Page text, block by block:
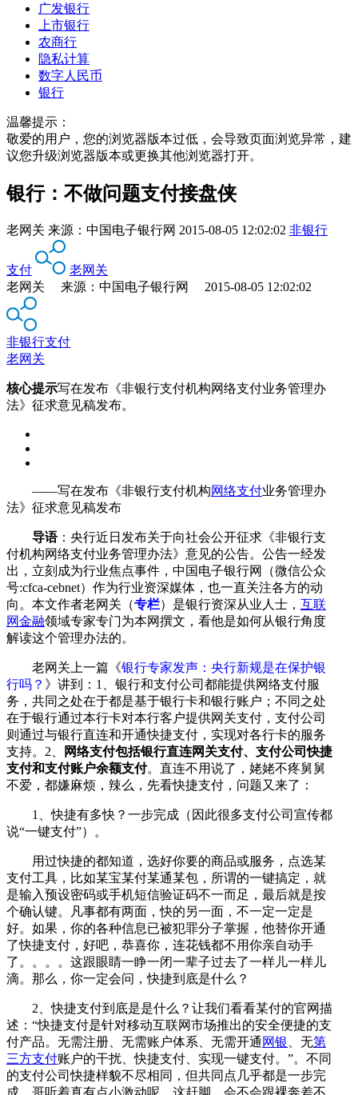
广发银行
上市银行
农商行
隐私计算
数字人民币
银行
温馨提示：
敬爱的用户，您的浏览器版本过低，会导致页面浏览异常，建
议您升级浏览器版本或更换其他浏览器打开。
银行：不做问题支付接盘侠
老网关 来源： 中国电子银行网 2015-08-05 12:02:02 非银行
支付
老网关
老网关 来源：中国电子银行网 2015-08-05 12:02:02
非银行支付
老网关
核心提示写在发布《非银行支付机构网络支付业务管理办
法》征求意见稿发布。
——写在发布《非银行支付机构网络支付业务管理办
法》征求意见稿发布
导语：央行近日发布关于向社会公开征求《非银行支
付机构网络支付业务管理办法》意见的公告。公告一经发
出，立刻成为行业焦点事件，中国电子银行网（微信公众
号:cfca-cebnet）作为行业资深媒体，也一直关注各方的动
向。本文作者老网关（专栏）是银行资深从业人士， 互联
网金融领域专家专门为本网撰文，看他是如何从银行角度
解读这个管理办法的。
老网关上一篇《银行专家发声：央行新规是在保护银
行吗？ 》讲到：1、银行和支付公司都能提供网络支付服
务，共同之处在于都是基于银行卡和银行账户；不同之处
在于银行通过本行卡对本行客户提供网关支付，支付公司
则通过与银行直连和开通快捷支付，实现对各行卡的服务
支持。2、
网络支付包括银行直连网关支付、支付公司快捷
支付和支付账户余额支付。直连不用说了，姥姥不疼舅舅
不爱，都嫌麻烦，辣么，先看快捷支付，问题又来了：
1、快捷有多快？一步完成（因此很多支付公司宣传都
说“一键支付”）。
用过快捷的都知道，选好你要的商品或服务，点选某
支付工具，比如某宝某付某通某包，所谓的一键搞定，就
是输入预设密码或手机短信验证码不一而足，最后就是按
个确认键。凡事都有两面，快的另一面，不一定一定是
好。如果，你的各种信息已被犯罪分子掌握，他替你开通
了快捷支付，好吧，恭喜你，连花钱都不用你亲自动手
了。。。。这跟眼睛一睁一闭一辈子过去了一样儿一样儿
滴。那么，你一定会问，快捷到底是什么？
2、快捷支付到底是是什么？让我们看看某付的官网描
述：“快捷支付是针对移动互联网市场推出的安全便捷的支
付产品。无需注册、无需账户体系、无需开通 网银 、无第
三方支付账户的干扰、快捷支付、实现一键支付。”。不同
的支付公司快捷样貌不尽相同，但共同点几乎都是一步完
成。哥听着真有点小激动呢，这赶脚，会不会跟裸奔差不